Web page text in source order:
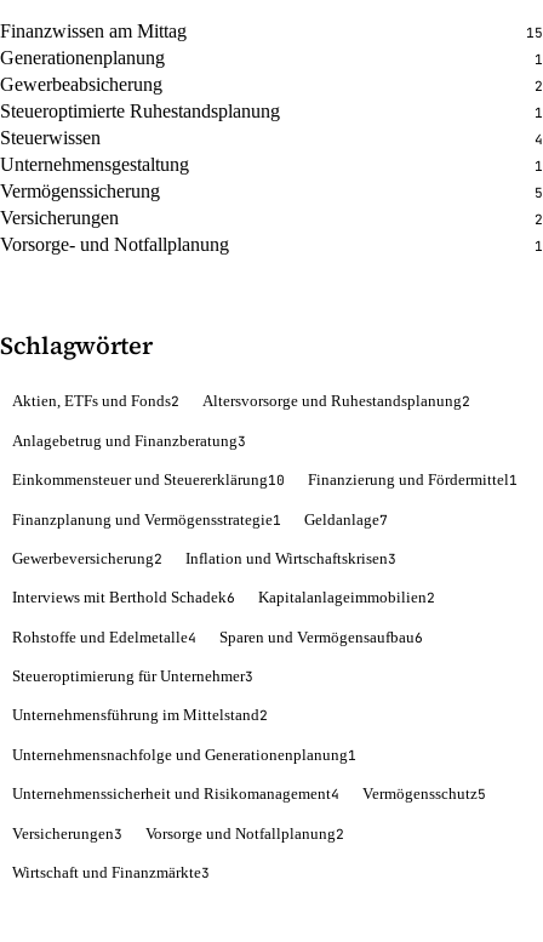
Finanzwissen am Mittag 15
Generationenplanung 1
Gewerbeabsicherung 2
Steueroptimierte Ruhestandsplanung 1
Steuerwissen 4
Unternehmensgestaltung 1
Vermögenssicherung 5
Versicherungen 2
Vorsorge- und Notfallplanung 1
Schlagwörter
Aktien, ETFs und Fonds2 Altersvorsorge und Ruhestandsplanung2
Anlagebetrug und Finanzberatung3
Einkommensteuer und Steuererklärung10 Finanzierung und Fördermittel1
Finanzplanung und Vermögensstrategie1 Geldanlage7
Gewerbeversicherung2 Inflation und Wirtschaftskrisen3
Interviews mit Berthold Schadek6 Kapitalanlageimmobilien2
Rohstoffe und Edelmetalle4 Sparen und Vermögensaufbau6
Steueroptimierung für Unternehmer3
Unternehmensführung im Mittelstand2
Unternehmensnachfolge und Generationenplanung1
Unternehmenssicherheit und Risikomanagement4 Vermögensschutz5
Versicherungen3 Vorsorge und Notfallplanung2
Wirtschaft und Finanzmärkte3